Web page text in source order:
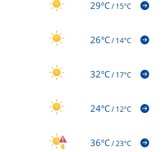
29°C/15°C
26°C/14°C
32°C/17°C
24°C/12°C
36°C/23°C